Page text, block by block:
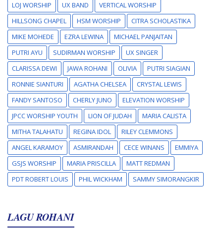
LOJ WORSHIP
UX BAND
VERTICAL WORSHIP
HILLSONG CHAPEL
HSM WORSHIP
CITRA SCHOLASTIKA
MIKE MOHEDE
EZRA LEWINA
MICHAEL PANJAITAN
PUTRI AYU
SUDIRMAN WORSHIP
UX SINGER
CLARISSA DEWI
JAWA ROHANI OLIVIA
PUTRI SIAGIAN
RONNIE SIANTURI
AGATHA CHELSEA
CRYSTAL LEWIS
FANDY SANTOSO
CHERLY JUNO
ELEVATION WORSHIP
JPCC WORSHIP YOUTH
LION OF JUDAH
MARIA CALISTA
MITHA TALAHATU
REGINA IDOL
RILEY CLEMMONS
ANGEL KARAMOY
ASMIRANDAH CECE WINANS
EMMIYA
GSJS WORSHIP
MARIA PRISCILLA
MATT REDMAN
PDT ROBERT LOUIS
PHIL WICKHAM SAMMY SIMORANGKIR
LAGU ROHANI